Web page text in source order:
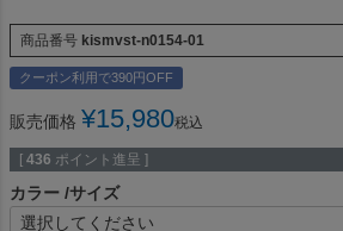
商品番号 kismvst-n0154-01
クーポン利用で390円OFF
販売価格 ¥15,980税込
[ 436 ポイント進呈 ]
カラー サイズ